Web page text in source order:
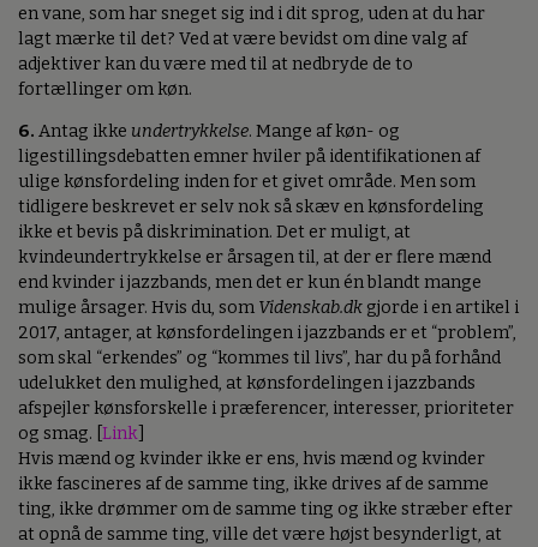
en vane, som har sneget sig ind i dit sprog, uden at du har
lagt mærke til det? Ved at være bevidst om dine valg af
adjektiver kan du være med til at nedbryde de to
fortællinger om køn.
6. Antag ikke undertrykkelse. Mange af køn- og
ligestillingsdebatten emner hviler på identifikationen af
ulige kønsfordeling inden for et givet område. Men som
tidligere beskrevet er selv nok så skæv en kønsfordeling
ikke et bevis på diskrimination. Det er muligt, at
kvindeundertrykkelse er årsagen til, at der er flere mænd
end kvinder i jazzbands, men det er kun én blandt mange
mulige årsager. Hvis du, som Videnskab.dk gjorde i en artikel i
2017, antager, at kønsfordelingen i jazzbands er et “problem”,
som skal “erkendes” og “kommes til livs”, har du på forhånd
udelukket den mulighed, at kønsfordelingen i jazzbands
afspejler kønsforskelle i præferencer, interesser, prioriteter
og smag. [ Link
Hvis mænd og kvinder ikke er ens, hvis mænd og kvinder
ikke fascineres af de samme ting, ikke drives af de samme
ting, ikke drømmer om de samme ting og ikke stræber efter
at opnå de samme ting, ville det være højst besynderligt, at